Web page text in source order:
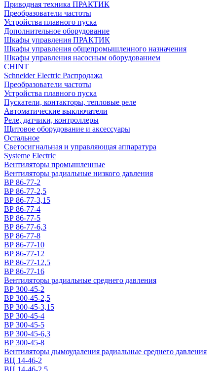
Приводная техника ПРАКТИК
Преобразователи частоты
Устройства плавного пуска
Дополнительное оборудование
Шкафы управления ПРАКТИК
Шкафы управления общепромышленного назначения
Шкафы управления насосным оборудованием
CHINT
Schneider Electric Распродажа
Преобразователи частоты
Устройства плавного пуска
Пускатели, контакторы, тепловые реле
Автоматические выключатели
Реле, датчики, контроллеры
Щитовое оборудование и аксессуары
Остальное
Светосигнальная и управляющая аппаратура
Systeme Electric
Вентиляторы промышленные
Вентиляторы радиальные низкого давления
ВР 86-77-2
ВР 86-77-2,5
ВР 86-77-3,15
ВР 86-77-4
ВР 86-77-5
ВР 86-77-6,3
ВР 86-77-8
ВР 86-77-10
ВР 86-77-12
ВР 86-77-12,5
ВР 86-77-16
Вентиляторы радиальные среднего давления
ВР 300-45-2
ВР 300-45-2,5
ВР 300-45-3,15
ВР 300-45-4
ВР 300-45-5
ВР 300-45-6,3
ВР 300-45-8
Вентиляторы дымоудаления радиальные среднего давления
ВЦ 14-46-2
ВЦ 14-46-2,5